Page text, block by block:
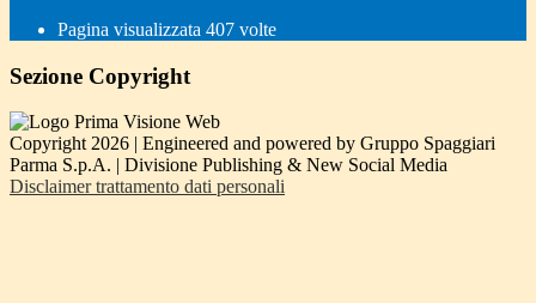
Pagina visualizzata 407 volte
Sezione Copyright
Copyright 2026 | Engineered and powered by Gruppo Spaggiari
Parma S.p.A. | Divisione Publishing & New Social Media
Disclaimer trattamento dati personali